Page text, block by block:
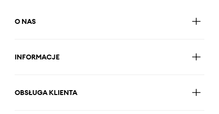
O NAS
INFORMACJE
OBSŁUGA KLIENTA